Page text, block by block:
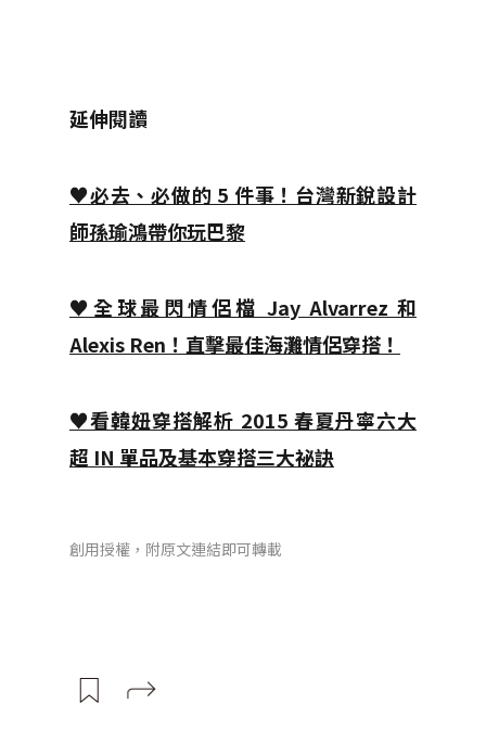
延伸閱讀
♥必去、必做的 5 件事！台灣新銳設計
師孫瑜鴻帶你玩巴黎
♥全球最閃情侶檔 Jay Alvarrez 和
Alexis Ren！直擊最佳海灘情侶穿搭！
♥看韓妞穿搭解析 2015 春夏丹寧六大
超 IN 單品及基本穿搭三大祕訣
創用授權，附原文連結即可轉載